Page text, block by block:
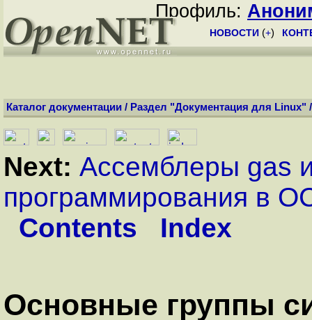
Профиль:
НОВОСТИ (+)
Каталог документации / Раздел "Документация для Linux"
Next: Ассемблеры gas
программирования в
Contents
Index
Основные группы